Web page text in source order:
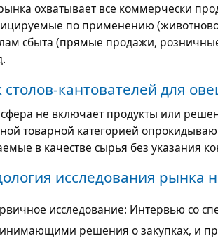
охватывает все коммерчески
по применению
сбыта (прямые продажи,
столов-кантователей для
не включает продукты или
товарной категорией
в качестве сырья без указания
исследования рынка
исследование: Интервью со
решения о закупках, и